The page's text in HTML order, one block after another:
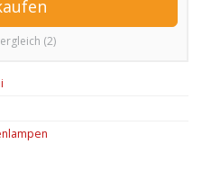
(2)